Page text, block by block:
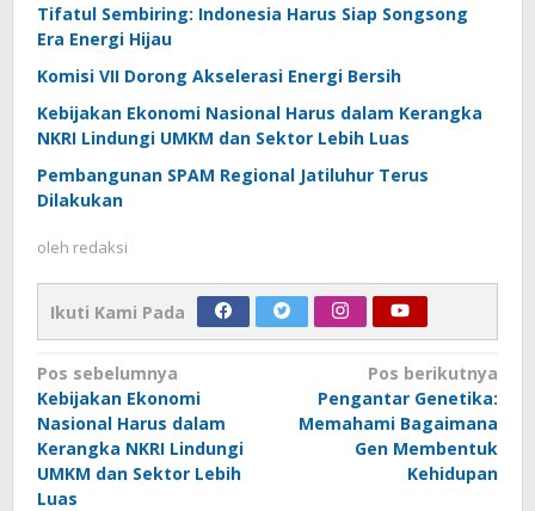
Tifatul Sembiring: Indonesia Harus Siap Songsong
Era Energi Hijau
Komisi VII Dorong Akselerasi Energi Bersih
Kebijakan Ekonomi Nasional Harus dalam Kerangka
NKRI Lindungi UMKM dan Sektor Lebih Luas
Pembangunan SPAM Regional Jatiluhur Terus
Dilakukan
oleh redaksi
Ikuti Kami Pada
Navigasi
pos
Pos sebelumnya
Kebijakan Ekonomi
Nasional Harus dalam
Kerangka NKRI Lindungi
UMKM dan Sektor Lebih
Luas
Pos berikutnya
Pengantar Genetika:
Memahami Bagaimana
Gen Membentuk
Kehidupan